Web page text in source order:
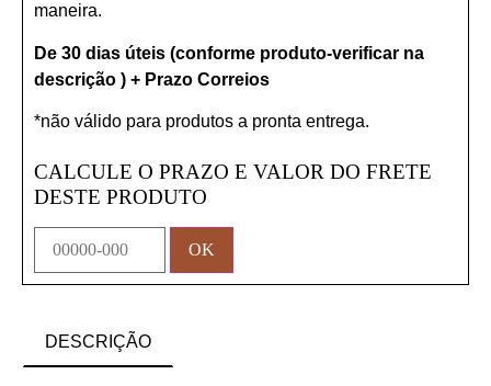
maneira.
De 30 dias úteis (conforme produto-verificar na
descrição ) + Prazo Correios
*não válido para produtos a pronta entrega.
CALCULE O PRAZO E VALOR DO FRETE
DESTE PRODUTO
DESCRIÇÃO